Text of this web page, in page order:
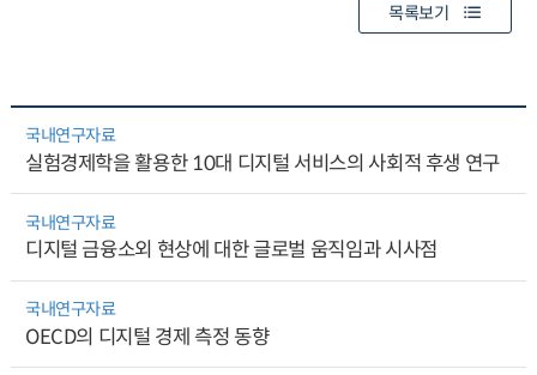
목록보기
국내연구자료
실험경제학을 활용한 10대 디지털 서비스의 사회적 후생 연구
국내연구자료
디지털 금융소외 현상에 대한 글로벌 움직임과 시사점
국내연구자료
OECD의 디지털 경제 측정 동향